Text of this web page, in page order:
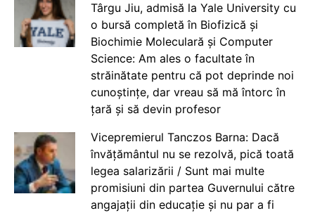
Târgu Jiu, admisă la Yale University cu
o bursă completă în Biofizică și
Biochimie Moleculară și Computer
Science: Am ales o facultate în
străinătate pentru că pot deprinde noi
cunoștințe, dar vreau să mă întorc în
țară și să devin profesor
Vicepremierul Tanczos Barna: Dacă
învățământul nu se rezolvă, pică toată
legea salarizării / Sunt mai multe
promisiuni din partea Guvernului către
angajații din educație și nu par a fi